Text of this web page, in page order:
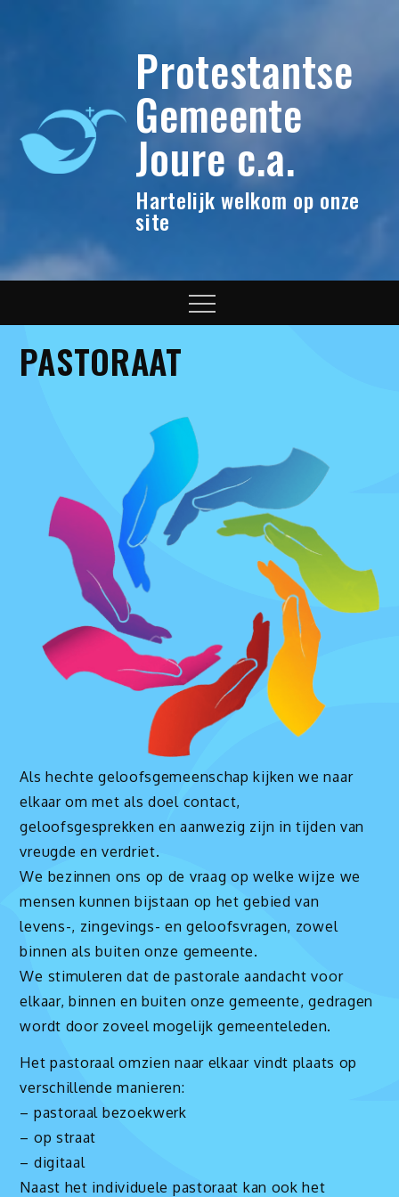
Protestantse
Gemeente
Joure c.a.
Hartelijk welkom op onze
site
Menu
PASTORAAT
Als hechte geloofsgemeenschap kijken we naar
elkaar om met als doel contact,
geloofsgesprekken en aanwezig zijn in tijden van
vreugde en verdriet.
We bezinnen ons op de vraag op welke wijze we
mensen kunnen bijstaan op het gebied van
levens-, zingevings- en geloofsvragen, zowel
binnen als buiten onze gemeente.
We stimuleren dat de pastorale aandacht voor
elkaar, binnen en buiten onze gemeente, gedragen
wordt door zoveel mogelijk gemeenteleden.
Het pastoraal omzien naar elkaar vindt plaats op
verschillende manieren:
– pastoraal bezoekwerk
– op straat
– digitaal
Naast het individuele pastoraat kan ook het